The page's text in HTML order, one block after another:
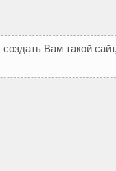
создать Вам такой сайт,